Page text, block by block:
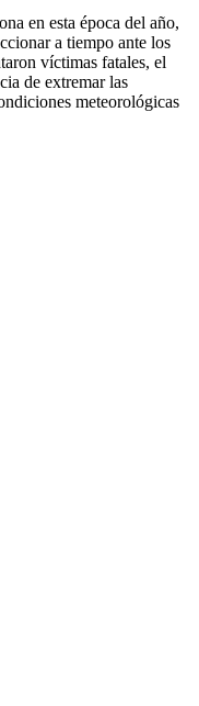
en esta época del año,
a tiempo ante los
víctimas fatales, el
de extremar las
meteorológicas